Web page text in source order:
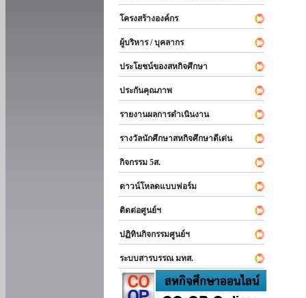
โครงสร้างองค์กร
ผู้บริหาร / บุคลากร
ประโยชน์ของสหกิจศึกษา
ประกันคุณภาพ
รายงานผลการดำเนินงาน
รางวัลนักศึกษาสหกิจศึกษาดีเด่น
กิจกรรม 5ส.
ดาวน์โหลดแบบฟอร์ม
ติดต่อศูนย์ฯ
ปฏิทินกิจกรรมศูนย์ฯ
ระบบสารบรรณ มทส.